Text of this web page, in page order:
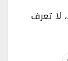
تعرف